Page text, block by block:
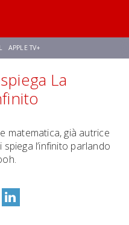
APPLE TV+
TREK AVENGERS: DOOMSDAY
La
matematica, già autrice
spiega l’infinito parlando